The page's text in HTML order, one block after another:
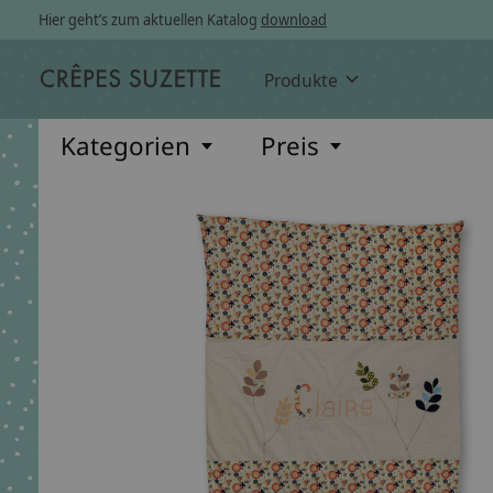
Hier geht’s zum aktuellen Katalog download
Produkte
Kategorien Preis